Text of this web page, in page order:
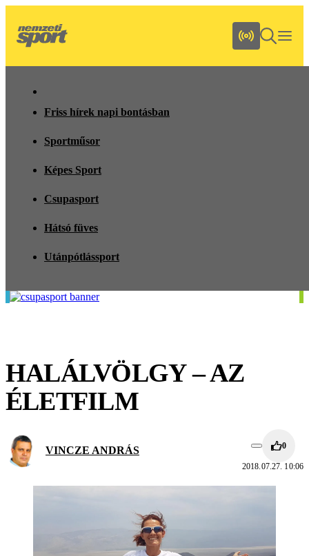
Friss hírek napi bontásban
Sportműsor
Képes Sport
Csupasport
Hátsó füves
Utánpótlássport
HALÁLVÖLGY – AZ
ÉLETFILM
VINCZE ANDRÁS 0
2018.07.27. 10:06